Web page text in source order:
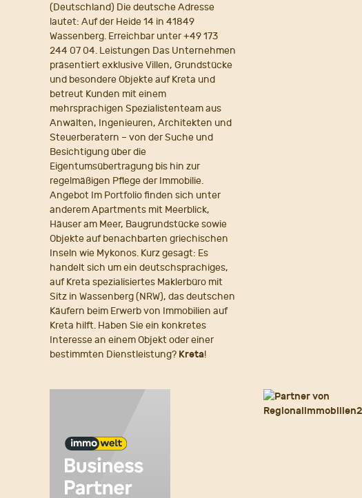
(Deutschland) Die deutsche Adresse
lautet: Auf der Heide 14 in 41849
Wassenberg. Erreichbar unter +49 173
244 07 04. Leistungen Das Unternehmen
präsentiert exklusive Villen, Grundstücke
und besondere Objekte auf Kreta und
betreut Kunden mit einem
mehrsprachigen Spezialistenteam aus
Anwälten, Ingenieuren, Architekten und
Steuerberatern – von der Suche und
Besichtigung über die
Eigentumsübertragung bis hin zur
regelmäßigen Pflege der Immobilie.
Angebot Im Portfolio finden sich unter
anderem Apartments mit Meerblick,
Häuser am Meer, Baugrundstücke sowie
Objekte auf benachbarten griechischen
Inseln wie Mykonos. Kurz gesagt: Es
handelt sich um ein deutschsprachiges,
auf Kreta spezialisiertes Maklerbüro mit
Sitz in Wassenberg (NRW), das deutschen
Käufern beim Erwerb von Immobilien auf
Kreta hilft. Haben Sie ein konkretes
Interesse an einem Objekt oder einer
bestimmten Dienstleistung? Kreta!